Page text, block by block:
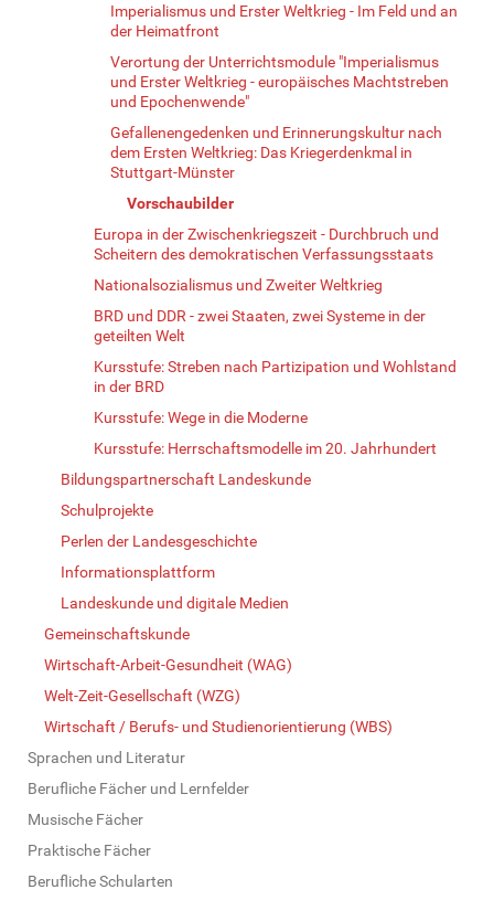
Imperialismus und Erster Weltkrieg - Im Feld und an
der Heimatfront
Verortung der Unterrichtsmodule "Imperialismus
und Erster Weltkrieg - europäisches Machtstreben
und Epochenwende"
Gefallenengedenken und Erinnerungskultur nach
dem Ersten Weltkrieg: Das Kriegerdenkmal in
Stuttgart-Münster
Vorschaubilder
Europa in der Zwischenkriegszeit - Durchbruch und
Scheitern des demokratischen Verfassungsstaats
Nationalsozialismus und Zweiter Weltkrieg
BRD und DDR - zwei Staaten, zwei Systeme in der
geteilten Welt
Kursstufe: Streben nach Partizipation und Wohlstand
in der BRD
Kursstufe: Wege in die Moderne
Kursstufe: Herrschaftsmodelle im 20. Jahrhundert
Bildungspartnerschaft Landeskunde
Schulprojekte
Perlen der Landesgeschichte
Informationsplattform
Landeskunde und digitale Medien
Gemeinschaftskunde
Wirtschaft-Arbeit-Gesundheit (WAG)
Welt-Zeit-Gesellschaft (WZG)
Wirtschaft / Berufs- und Studienorientierung (WBS)
Sprachen und Literatur
Berufliche Fächer und Lernfelder
Musische Fächer
Praktische Fächer
Berufliche Schularten